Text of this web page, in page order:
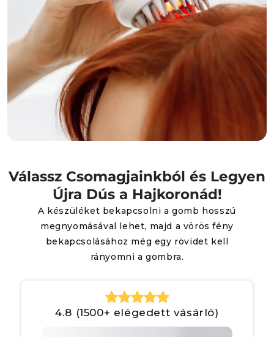
Válassz Csomagjainkból és Legyen
Újra Dús a Hajkoronád!
A készüléket bekapcsolni a gomb hosszú
megnyomásával lehet, majd a vörös fény
bekapcsolásához még egy rövidet kell
rányomni a gombra.
4.8 (1500+ elégedett vásárló)